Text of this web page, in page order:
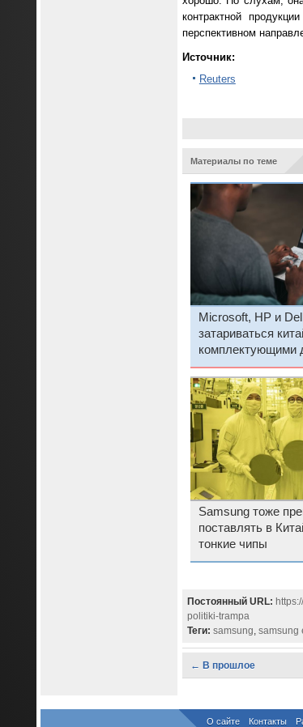
контрактной
перспективном
Источник:
Reuters
Материалы по теме
Microsoft, HP и
затариваться
комплектующими
они не
Samsung тоже
поставлять в
тонкие чипы
Постоянный URL:
politiki-trampa
Теги: samsung, samsung
← В прошлое
О сайте Контакты